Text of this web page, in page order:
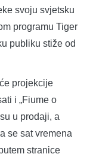
svoju svjetsku
programu Tiger
publiku stiže od
projekcije
i „Fiume o
u prodaji, a
se sat vremena
stranice